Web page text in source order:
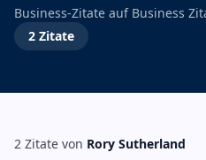
Business-Zitate auf Business
2 Zitate
2 Zitate von Rory Sutherland